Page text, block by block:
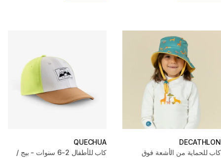
DECATHLON
كاب للحماية من الأشعة فوق
QUECHUA
كاب للأطفال 2-6 سنوات - بيج /